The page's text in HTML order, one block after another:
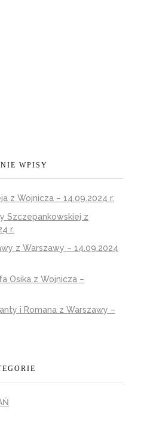
WPISY
z Wojnicza – 14.09.2024 r.
Szczepankowskiej z
r.
z Warszawy – 14.09.2024
Osika z Wojnicza –
i Romana z Warszawy –